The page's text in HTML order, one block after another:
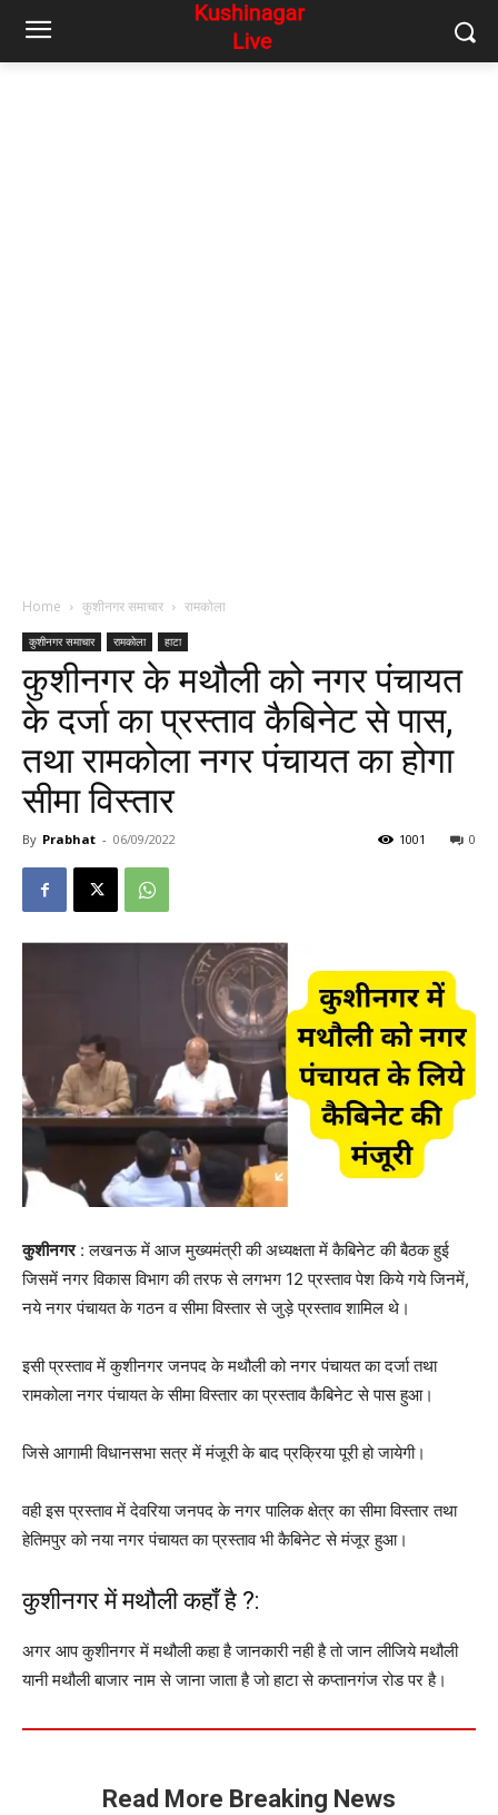
Home कुशीनगर समाचार रामकोला
कुशीनगर समाचार रामकोला हाटा
कुशीनगर के मथौली को नगर पंचायत
के दर्जा का प्रस्ताव कैबिनेट से पास,
तथा रामकोला नगर पंचायत का होगा
सीमा विस्तार
By Prabhat - 06/09/2022 0
1001
कुशीनगर: लखनऊ में आज मुख्यमंत्री की अध्यक्षता में कैबिनेट की बैठक हुई
जिसमें नगर विकास विभाग की तरफ से लगभग 12 प्रस्ताव पेश किये गये जिनमें,
नये नगर पंचायत के गठन व सीमा विस्तार से जुड़े प्रस्ताव शामिल थे।
इसी प्रस्ताव में कुशीनगर जनपद के मथौली को नगर पंचायत का दर्जा तथा
रामकोला नगर पंचायत के सीमा विस्तार का प्रस्ताव कैबिनेट से पास हुआ।
जिसे आगामी विधानसभा सत्र में मंजूरी के बाद प्रक्रिया पूरी हो जायेगी।
वही इस प्रस्ताव में देवरिया जनपद के नगर पालिक क्षेत्र का सीमा विस्तार तथा
हेतिमपुर को नया नगर पंचायत का प्रस्ताव भी कैबिनेट से मंजूर हुआ।
कुशीनगर में मथौली कहाँ है ?:
अगर आप कुशीनगर में मथौली कहा है जानकारी नही है तो जान लीजिये मथौली
यानी मथौली बाजार नाम से जाना जाता है जो हाटा से कप्तानगंज रोड पर है।
Read More Breaking News